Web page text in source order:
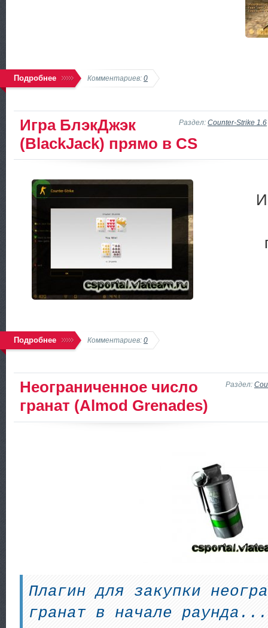
Подробнее Комментариев: 0
Раздел: Counter-Strike 1.6
Игра БлэкДжэк
(BlackJack) прямо в CS
Подробнее Комментариев: 0
Раздел:
Неограниченное число
гранат (Almod Grenades)
Плагин для закупки
гранат в начале раунда...